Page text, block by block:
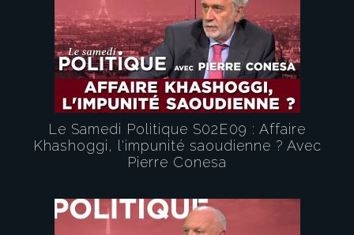
Le Samedi Politique S02E09 : Affaire
Khashoggi, l'impunité saoudienne ? Avec
Pierre Conesa